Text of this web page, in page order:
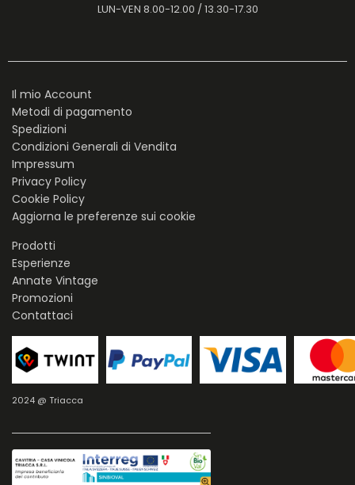
LUN-VEN 8.00-12.00 / 13.30-17.30
Il mio Account
Metodi di pagamento
Spedizioni
Condizioni Generali di Vendita
Impressum
Privacy Policy
Cookie Policy
Aggiorna le preferenze sui cookie
Prodotti
Esperienze
Annate Vintage
Promozioni
Contattaci
2024 @ Triacca